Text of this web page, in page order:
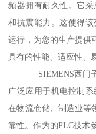
频器拥有耐久性。它
和抗震能力。这使得
运行，为您的生产提供
具有的性能、适应性、
SIEMENS西门子旗
广泛应用于机电控制
在物流仓储、制造业等
靠性。作为的PLC技术